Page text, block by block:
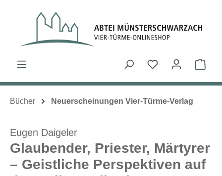
Zum Hauptinhalt springen
Du hast 0
Bücher Neuerscheinungen Vier-Türme-Verlag
Eugen Daigeler
Glaubender, Priester, Märtyrer
– Geistliche Perspektiven auf